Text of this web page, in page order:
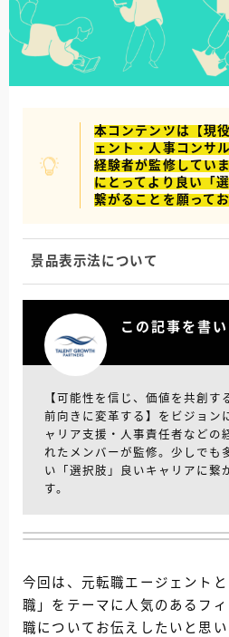
本コンテンツは【現
ェント・人事コンサ
経験者が監修してい
にとってより良い「
繋がることを願ってお
景品表示法について
この記事を書い
【可能性を信じ、価値を共創す
前向きに変革する】をビジョン
ャリア支援・人事責任者などの
れたメンバーが監修。少しでも
い「選択肢」良いキャリアに繋
す。
今回は、元転職エージェント
職」をテーマに人気のあるフ
職についてお伝えしたいと思い